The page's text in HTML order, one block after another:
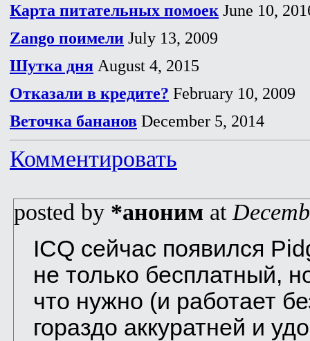
Карта питательных помоек June 10,
Zango поимели July 13, 2009
Шутка дня August 4, 2015
Отказали в кредите? February 10, 2009
Веточка бананов December 5, 2014
Комментировать
posted by *аноним at
ICQ сейчас появился
не только бесплатный,
что нужно (и работает
гораздо аккуратней и